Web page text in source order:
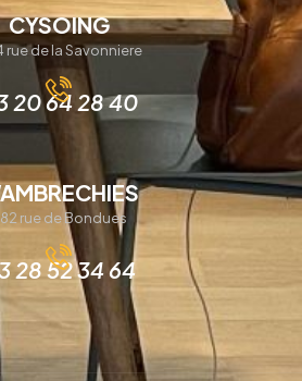
CYSOING
rue de la Savonniere
20 64 28 40
rue de Bondues
28 52 34 64